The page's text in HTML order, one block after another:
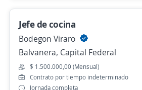
Belgrano, Capital Federal
Personal para produccion
Importante empresa del sector
Jefe de cocina
Bodegon Viraro
Balvanera, Capital Federal
$ 1.500.000,00 (Mensual)
Contrato por tiempo indeterminado
Jornada completa